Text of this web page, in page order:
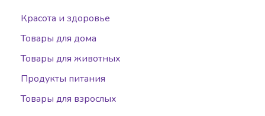
Красота и здоровье
Товары для дома
Товары для животных
Продукты питания
Товары для взрослых